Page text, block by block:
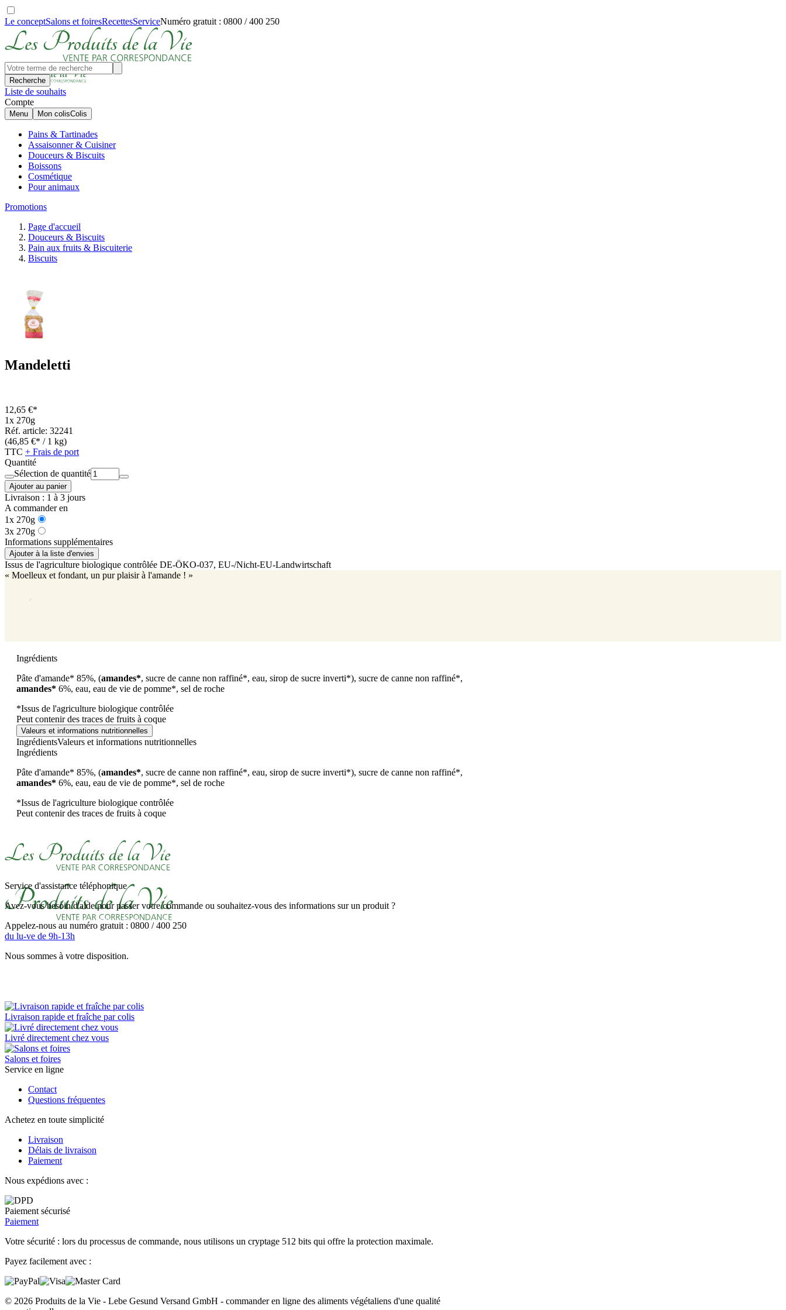
Le conceptSalons et foiresRecettesServiceNuméro gratuit : 0800 / 400 250
Recherche
Liste de souhaits
Compte
Menu Mon colisColis
Pains & Tartinades
Assaisonner & Cuisiner
Douceurs & Biscuits
Boissons
Cosmétique
Pour animaux
Promotions
Page d'accueil
Douceurs & Biscuits
Pain aux fruits & Biscuiterie
Biscuits
Mandeletti
12,65 €*
1x 270g
Réf. article: 32241
(46,85 €* / 1 kg)
TTC + Frais de port
Quantité
Sélection de quantité
Ajouter au panier
Livraison : 1 à 3 jours
A commander en
1x 270g
3x 270g
Informations supplémentaires
Ajouter à la liste d'envies
Issus de l'agriculture biologique contrôlée DE-ÖKO-037, EU-/Nicht-EU-Landwirtschaft
« Moelleux et fondant, un pur plaisir à l'amande ! »
Ingrédients
Pâte d'amande* 85%, (amandes*, sucre de canne non raffiné*, eau, sirop de sucre inverti*), sucre de canne non raffiné*,
amandes* 6%, eau, eau de vie de pomme*, sel de roche
*Issus de l'agriculture biologique contrôlée
Peut contenir des traces de fruits à coque
Valeurs et informations nutritionnelles
IngrédientsValeurs et informations nutritionnelles
Ingrédients
Pâte d'amande* 85%, (amandes*, sucre de canne non raffiné*, eau, sirop de sucre inverti*), sucre de canne non raffiné*,
amandes* 6%, eau, eau de vie de pomme*, sel de roche
*Issus de l'agriculture biologique contrôlée
Peut contenir des traces de fruits à coque
Service d'assistance téléphonique
Avez-vous besoin d'aide pour passer votre commande ou souhaitez-vous des informations sur un produit ?
Appelez-nous au numéro gratuit : 0800 / 400 250
du lu-ve de 9h-13h
Nous sommes à votre disposition.
Livraison rapide et fraîche par colis
Livré directement chez vous
Salons et foires
Service en ligne
Contact
Questions fréquentes
Achetez en toute simplicité
Livraison
Délais de livraison
Paiement
Nous expédions avec :
Paiement sécurisé
Paiement
Votre sécurité : lors du processus de commande, nous utilisons un cryptage 512 bits qui offre la protection maximale.
Payez facilement avec :
© 2026 Produits de la Vie - Lebe Gesund Versand GmbH - commander en ligne des aliments végétaliens d'une qualité